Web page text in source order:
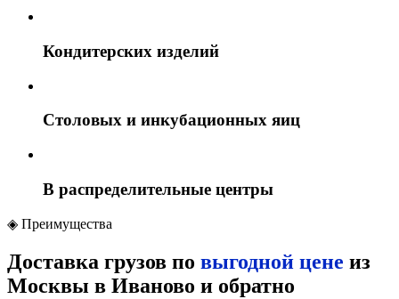
Кондитерских изделий
Столовых и инкубационных яиц
В распределительные центры
◈ Преимущества
Доставка грузов по выгодной цене из
Москвы в Иваново и обратно